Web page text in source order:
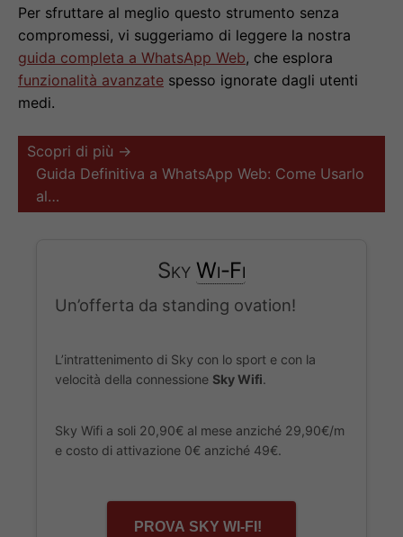
Per sfruttare al meglio questo strumento senza
compromessi, vi suggeriamo di leggere la nostra
guida completa a WhatsApp Web, che esplora
funzionalità avanzate spesso ignorate dagli utenti
medi.
Scopri di più →
Guida Definitiva a WhatsApp Web: Come Usarlo
al…
SkyWi-Fi
Un’offerta da standing ovation!
L’intrattenimento di Sky con lo sport e con la
velocità della connessione Sky Wifi.
Sky Wifi a soli 20,90€ al mese anziché 29,90€/m
e costo di attivazione 0€ anziché 49€.
PROVA SKY WI-FI!